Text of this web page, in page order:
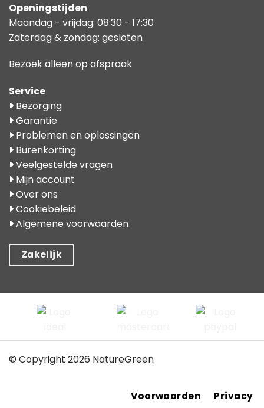
Openingstijden
Maandag - vrijdag: 08:30 - 17:30
Zaterdag & zondag: gesloten
Bezoek alleen op afspraak
Service
Bezorging
Garantie
Problemen en oplossingen
Burenkorting
Veelgestelde vragen
Mijn account
Over ons
Cookiebeleid
Algemene voorwaarden
Zakelijk
© Copyright 2026 NatureGreen
Voorwaarden Privacy